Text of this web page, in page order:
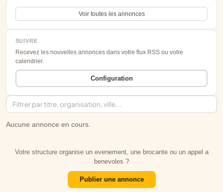
Voir toutes les annonces
SUIVRE
Recevez les nouvelles annonces dans votre flux RSS ou votre
calendrier.
Configuration
Aucune annonce en cours.
Votre structure organise un evenement, une brocante ou un appel a
benevoles ?
Publier une annonce